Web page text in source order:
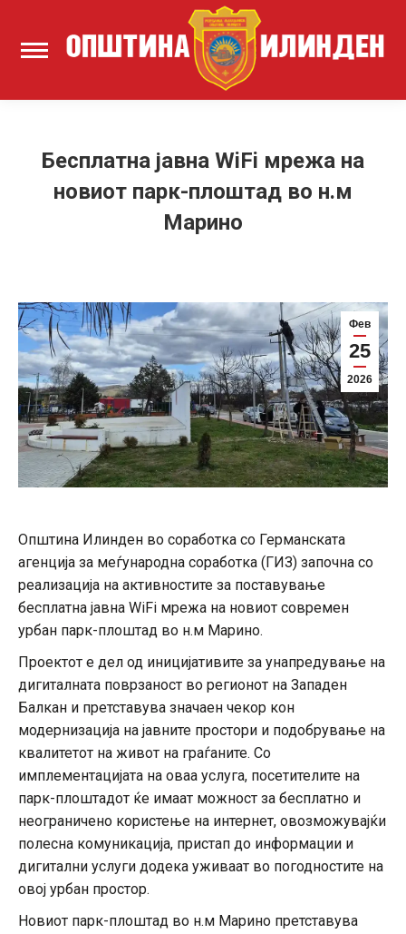
Бесплатна јавна WiFi мрежа на
новиот парк-плоштад во н.м
Марино
Фев
25
2026
Општина Илинден во соработка со Германската
агенција за меѓународна соработка (ГИЗ) започна со
реализација на активностите за поставување
бесплатна јавна WiFi мрежа на новиот современ
урбан парк-плоштад во н.м Марино.
Проектот е дел од иницијативите за унапредување на
дигиталната поврзаност во регионот на Западен
Балкан и претставува значаен чекор кон
модернизација на јавните простори и подобрување на
квалитетот на живот на граѓаните. Со
имплементацијата на оваа услуга, посетителите на
парк-плоштадот ќе имаат можност за бесплатно и
неограничено користење на интернет, овозможувајќи
полесна комуникација, пристап до информации и
дигитални услуги додека уживаат во погодностите на
овој урбан простор.
Новиот парк-плоштад во н.м Марино претставува